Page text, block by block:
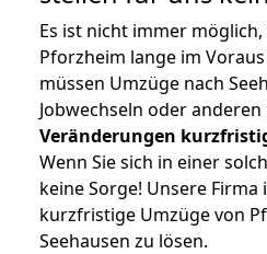
Es ist nicht immer
Pforzheim lange im
müssen Umzüge nach
Jobwechseln oder
Veränderungen
Wenn Sie sich in einer
keine Sorge! Unsere Firma
kurzfristige Umzüge von
Seehausen zu lösen.